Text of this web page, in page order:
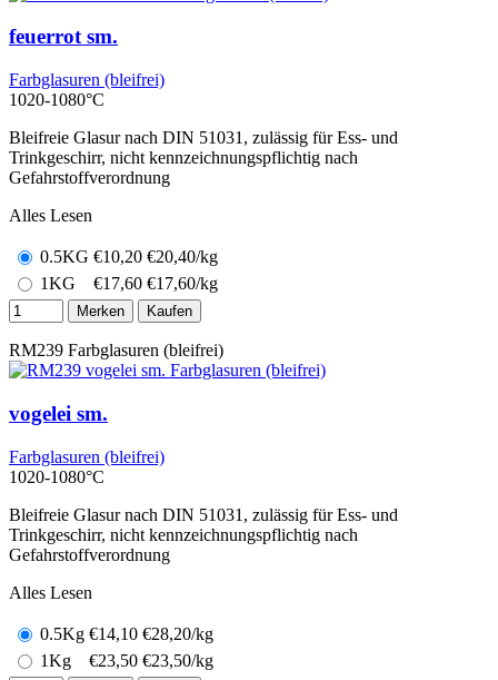
feuerrot sm.
Farbglasuren (bleifrei)
1020-1080°C
Bleifreie Glasur nach DIN 51031, zulässig für Ess- und
Trinkgeschirr, nicht kennzeichnungspflichtig nach
Gefahrstoffverordnung
Alles Lesen
0.5KG €10,20 €20,40/kg
1KG
€17,60 €17,60/kg
Merken Kaufen
RM239 Farbglasuren (bleifrei)
vogelei sm.
Farbglasuren (bleifrei)
1020-1080°C
Bleifreie Glasur nach DIN 51031, zulässig für Ess- und
Trinkgeschirr, nicht kennzeichnungspflichtig nach
Gefahrstoffverordnung
Alles Lesen
0.5Kg €14,10 €28,20/kg
1Kg
€23,50 €23,50/kg